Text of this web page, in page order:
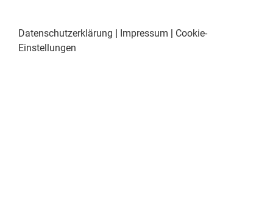
Datenschutzerklärung | Impressum | Cookie-
Einstellungen